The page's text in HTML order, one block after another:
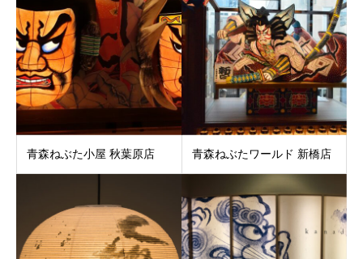
青森ねぶた小屋 秋葉原店 青森ねぶたワールド 新橋店